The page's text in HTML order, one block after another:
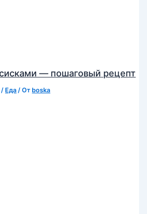
— пошаговый рецепт
/ Еда / От boska